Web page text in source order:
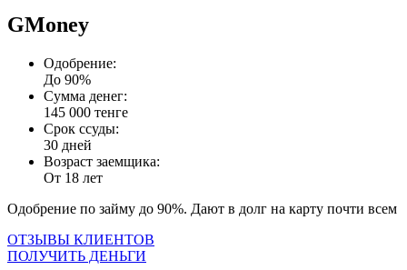
GMoney
Одобрение:
До 90%
Сумма денег:
145 000 тенге
Срок ссуды:
30 дней
Возраст заемщика:
От 18 лет
Одобрение по займу до 90%. Дают в долг на карту почти всем
ОТЗЫВЫ КЛИЕНТОВ
ПОЛУЧИТЬ ДЕНЬГИ